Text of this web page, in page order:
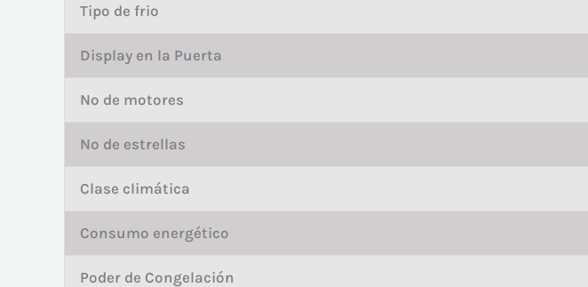
Tipo de frio
Display en la Puerta
Nº de motores
Nº de estrellas
Clase climática
Consumo energético
Poder de Congelación